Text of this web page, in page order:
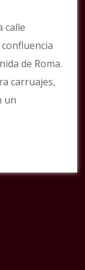
calle
de Roma.
carruajes,
un